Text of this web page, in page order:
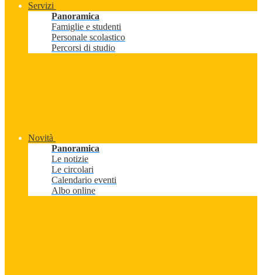
Servizi
Panoramica
Famiglie e studenti
Personale scolastico
Percorsi di studio
Novità
Panoramica
Le notizie
Le circolari
Calendario eventi
Albo online